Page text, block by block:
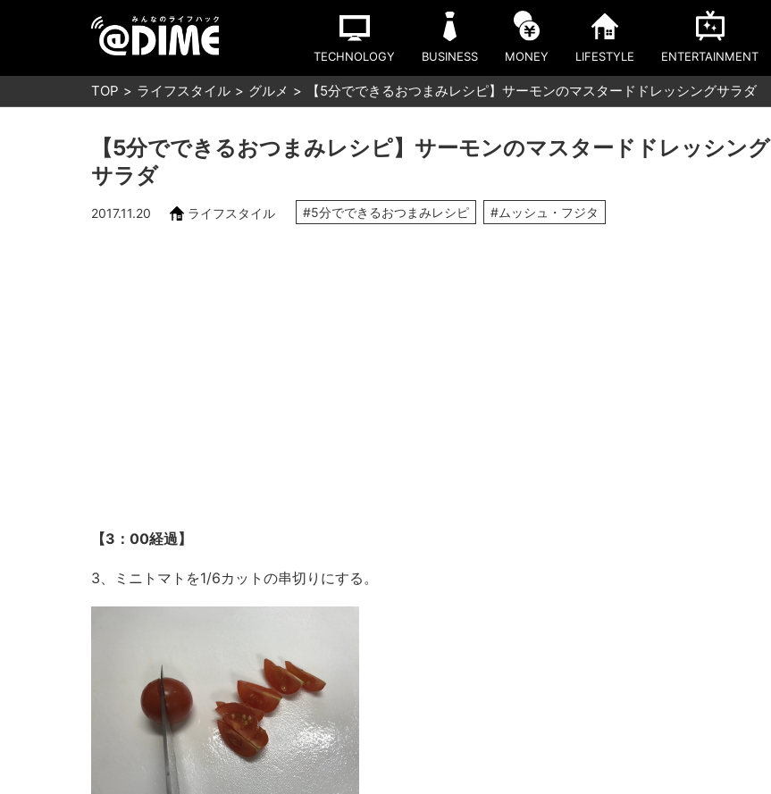
TECHNOLOGY BUSINESS MONEY LIFESTYLE ENTERTAINMENT
TOP ライフスタイル グルメ 【5分でできるおつまみレシピ】サーモンのマスタードドレッシングサラダ
【5分でできるおつまみレシピ】サーモンのマスタードドレッシング
サラダ
2017.11.20 ライフスタイル #5分でできるおつまみレシピ #ムッシュ・フジタ
【3：00経過】
3、ミニトマトを1/6カットの串切りにする。